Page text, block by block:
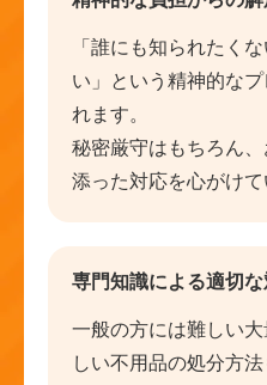
「誰にも知られたく
い」という精神的な
れます。
秘密厳守はもちろん
添った対応を心がけて
専門知識による適切
一般の方には難しい
しい不用品の処分方